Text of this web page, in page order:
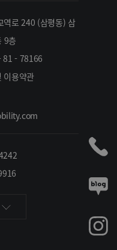
역로 240 (삼평동) 삼
9층
81 - 78166
이용약관